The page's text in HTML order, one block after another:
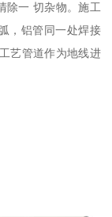
除一 切杂物。施工
，铝管同一处焊接
艺管道作为地线进